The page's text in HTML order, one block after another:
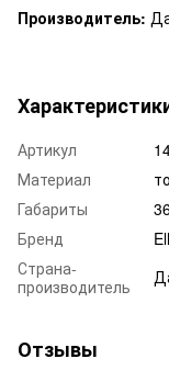
Производитель:
Артикул
Материал
Габариты
Бренд
Страна-
производитель
Отзывы